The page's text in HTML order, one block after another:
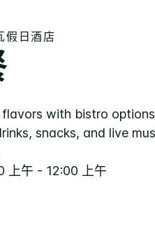
假日酒店
with bistro
snacks, and live
上午 - 12:00 上午